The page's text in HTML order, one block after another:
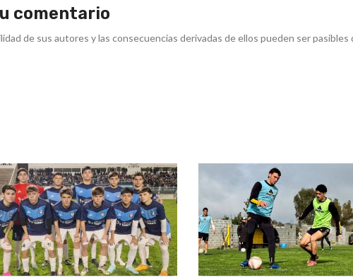
comentario
de sus autores y las consecuencias derivadas de ellos pueden ser pasibles